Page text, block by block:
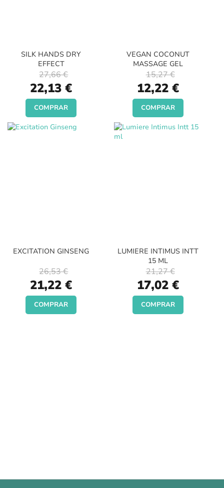
SILK HANDS DRY
EFFECT
Special
Price
22,13 €
27,66 €
COMPRAR
VEGAN COCONUT
MASSAGE GEL
Special
Price
12,22 €
15,27 €
COMPRAR
EXCITATION GINSENG
Special
Price
21,22 €
26,53 €
COMPRAR
LUMIERE INTIMUS INTT
15 ML
Special
Price
17,02 €
21,27 €
COMPRAR